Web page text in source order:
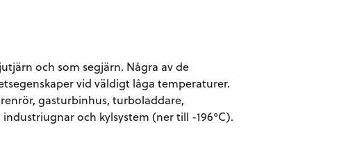
och som segjärn. Några av de
vid väldigt låga temperaturer.
gasturbinhus, turboladdare,
och kylsystem (ner till -196°C).